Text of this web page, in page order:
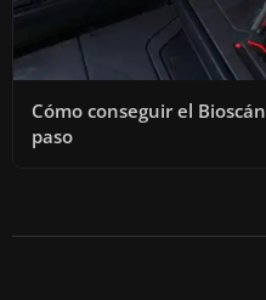
Cómo conseguir el
paso